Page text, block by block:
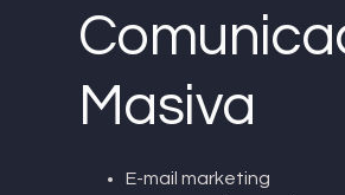
Masiva
E-mail marketing